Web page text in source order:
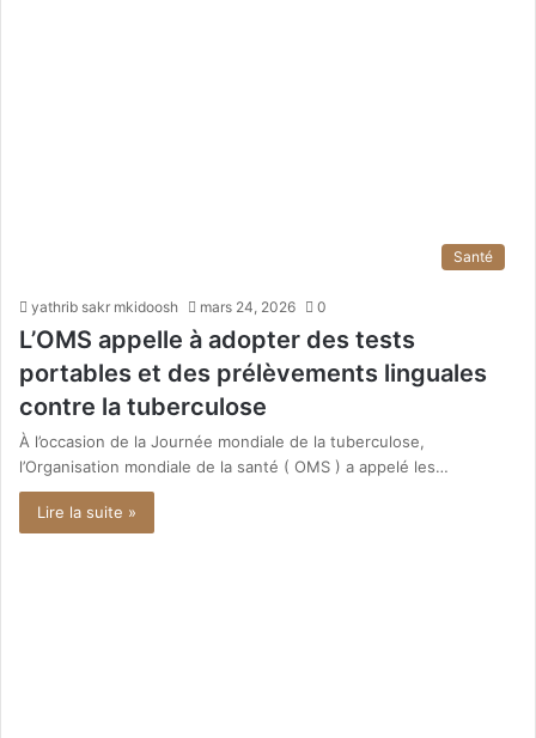
Santé
yathrib sakr mkidoosh mars 24, 2026 0
L’OMS appelle à adopter des tests
portables et des prélèvements linguales
contre la tuberculose
À l’occasion de la Journée mondiale de la tuberculose,
l’Organisation mondiale de la santé ( OMS ) a appelé les…
Lire la suite »